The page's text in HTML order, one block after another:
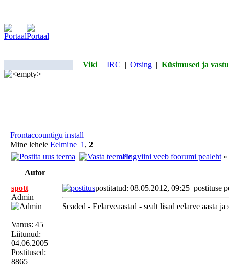
Viki | IRC | Otsing | Küsimused ja
Frontaccountigu install
Mine lehele Eelmine 1 , 2
Pingviini veeb foorumi pealeht »
Autor
spott
Admin
Vanus: 45
Liitunud:
04.06.2005
Postitused:
8865
postitatud: 08.05.2012, 09:25 postituse
Seaded - Eelarveaastad - sealt lisad eelarve aasta